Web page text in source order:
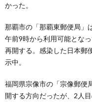
かった。
那覇市の「那覇東郵便局」
午前9時から利用可能とな
再開する。感染した日本郵
示中。
福岡県宗像市の「宗像郵便
開する方向だったが、2人